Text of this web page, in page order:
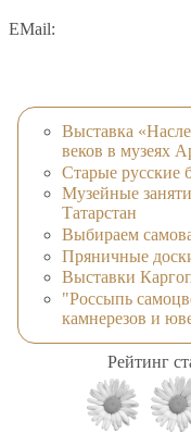
EMail:
Выставка
веков в музеях
Старые русские
Музейные
Татарстан
Выбираем
Пряничные
Выставки
"Россыпь
камнерезов и
Рейтинг